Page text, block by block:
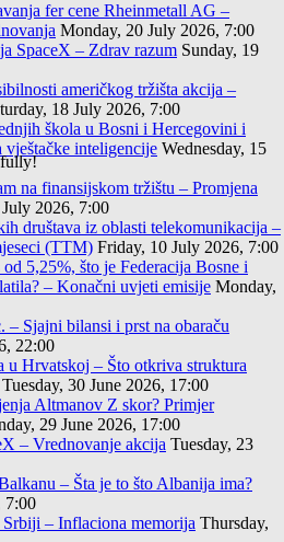
fer cene Rheinmetall AG –
Monday, 20 July 2026, 7:00
SpaceX – Zdrav razum Sunday, 19
američkog tržišta akcija –
18 July 2026, 7:00
škola u Bosni i Hercegovini i
inteligencije Wednesday, 15
na finansijskom tržištu – Promjena
2026, 7:00
društava iz oblasti telekomunikacija –
(TTM) Friday, 10 July 2026, 7:00
5,25%, što je Federacija Bosne i
– Konačni uvjeti emisije Monday,
Sjajni bilansi i prst na obaraču
22:00
u Hrvatskoj – Što otkriva struktura
Tuesday, 30 June 2026, 17:00
Altmanov Z skor? Primjer
29 June 2026, 17:00
– Vrednovanje akcija Tuesday, 23
– Šta je to što Albanija ima?
7:00
– Inflaciona memorija Thursday,